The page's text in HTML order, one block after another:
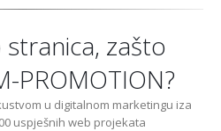
zašto
PROMOTION?
u digitalnom marketingu iza
uspješnih web projekata